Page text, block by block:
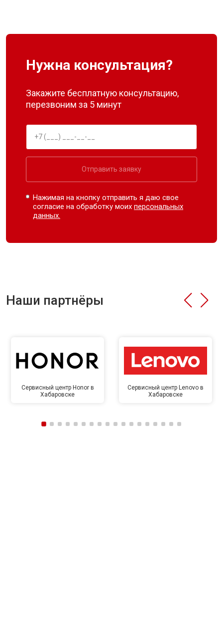
Нужна консультация?
Закажите бесплатную консультацию,
перезвоним за 5 минут
Отправить заявку
Нажимая на кнопку отправить я даю свое
согласие на обработку моихперсональных
данных.
Наши партнёры
Сервисный центр Honor в
Хабаровске
Сервисный центр Lenovo в
Хабаровске